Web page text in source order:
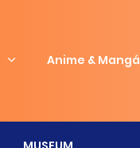
Anime & Mangá